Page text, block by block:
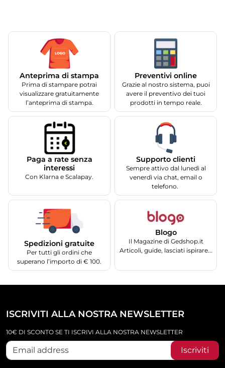
Anteprima di stampa
Prima di stampare potrai
visualizzare gratuitamente
l’anteprima di stampa.
Preventivi online
Grazie al nostro sistema, puoi
avere il preventivo dei tuoi
prodotti in tempo reale.
Paga a rate senza
interessi
Con Klarna e Scalapay.
Supporto clienti
Sempre attivo dal lunedì al
venerdì via chat, email o
telefono.
Spedizioni gratuite
Per tutti gli ordini che
superano l’importo di € 100.
Blogo
Il Magazine di Gedshop.it
Articoli, guide, lasciati ispirare...
ISCRIVITI ALLA NOSTRA NEWSLETTER
10€ DI SCONTO SE TI ISCRIVI ALLA NOSTRA NEWSLETTER
Iscriviti